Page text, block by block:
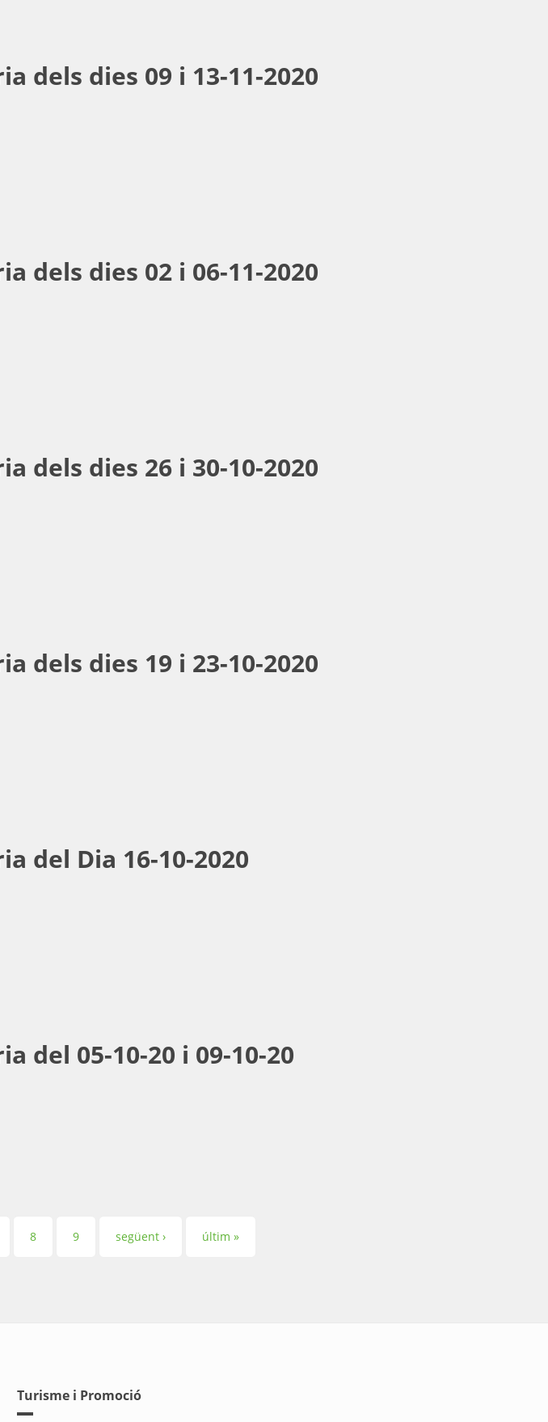
dels dies 09 i 13-11-2020
dels dies 02 i 06-11-2020
dels dies 26 i 30-10-2020
dels dies 19 i 23-10-2020
del Dia 16-10-2020
del 05-10-20 i 09-10-20
8 9 següent › últim »
Turisme i Promoció